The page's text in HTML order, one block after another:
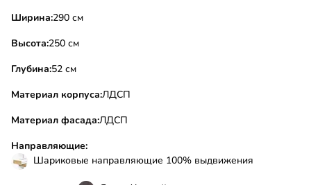
Ширина:290 см
Высота:250 см
Глубина:52 см
Материал корпуса:ЛДСП
Материал фасада:ЛДСП
Направляющие:
Шариковые направляющие 100% выдвижения